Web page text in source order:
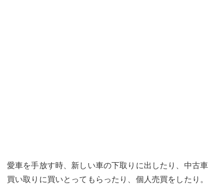
愛車を手放す時、新しい車の下取りに出したり、中古車
買い取りに買いとってもらったり、個人売買をしたり。